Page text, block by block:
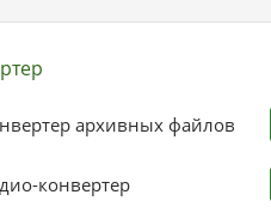
архивных файлов
конвертер